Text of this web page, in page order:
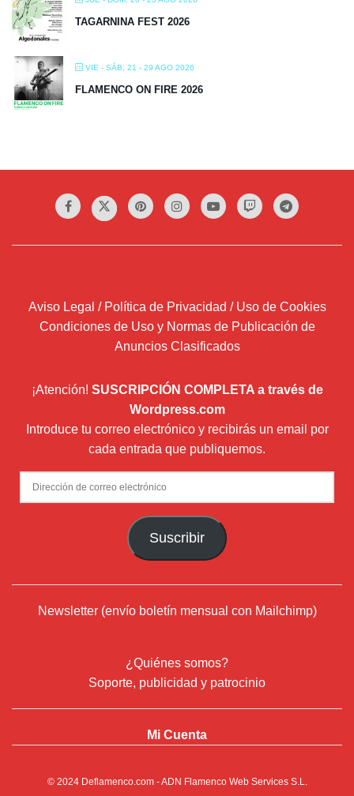
TAGARNINA FEST 2026
VIE - SÁB, 21 - 29 AGO 2026
FLAMENCO ON FIRE 2026
Aviso Legal / Política de Privacidad / Uso de Cookies
Condiciones de Uso y Normas de Publicación de
Anuncios Clasificados
¡Atención! SUSCRIPCIÓN COMPLETA a través de
Wordpress.com
Introduce tu correo electrónico y recibirás un email por
cada entrada que publiquemos.
Dirección
de
Suscribir
Newsletter (envío boletín mensual con Mailchimp)
¿Quiénes somos?
Soporte, publicidad y patrocinio
Mi Cuenta
© 2024 Deflamenco.com- ADN Flamenco Web Services S.L.